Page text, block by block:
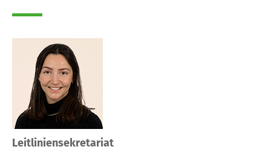
Leitliniensekretariat